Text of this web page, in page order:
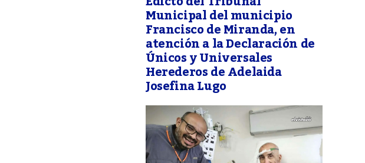
Municipal del municipio
Francisco de Miranda, en
atención a la Declaración de
Únicos y Universales
Herederos de Adelaida
Josefina Lugo